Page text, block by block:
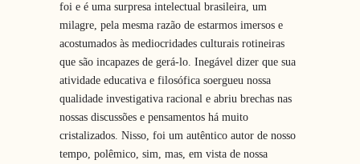
foi e é uma surpresa intelectual brasileira, um
milagre, pela mesma razão de estarmos imersos e
acostumados às mediocridades culturais rotineiras
que são incapazes de gerá-lo. Inegável dizer que sua
atividade educativa e filosófica soergueu nossa
qualidade investigativa racional e abriu brechas nas
nossas discussões e pensamentos há muito
cristalizados. Nisso, foi um autêntico autor de nosso
tempo, polêmico, sim, mas, em vista de nossa